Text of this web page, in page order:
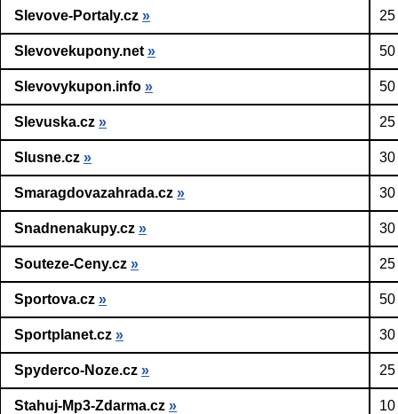
Slevove-Portaly.cz »
Slevovekupony.net » 50
Slevovykupon.info » 50
Slevuska.cz »
Slusne.cz » 30
Smaragdovazahrada.cz » 30
Snadnenakupy.cz » 30
Souteze-Ceny.cz »
Sportova.cz » 50
Sportplanet.cz » 30
Spyderco-Noze.cz »
Stahuj-Mp3-Zdarma.cz »